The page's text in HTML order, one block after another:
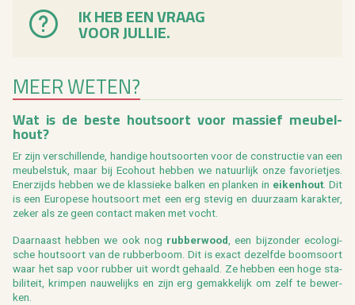
IK HEB EEN VRAAG
VOOR JULLIE.
MEER WETEN?
Wat is de beste hout­soort voor mas­sief meu­bel­
hout?
Er zijn ver­schil­len­de, han­di­ge hout­soor­ten voor de con­struc­tie van een
meu­bel­stuk, maar bij Eco­hout heb­ben we na­tuur­lijk onze fa­vo­rie­tjes.
Ener­zijds heb­ben we de klas­sie­ke bal­ken en plan­ken in ei­ken­hout. Dit
is een Eu­ro­pe­se hout­soort met een erg ste­vig en duur­zaam ka­rak­ter,
zeker als ze geen con­tact maken met vocht.
Daar­naast heb­ben we ook nog rub­ber­wood, een bij­zon­der eco­lo­gi­
sche hout­soort van de rub­ber­boom. Dit is exact de­zelf­de boom­soort
waar het sap voor rub­ber uit wordt ge­haald. Ze heb­ben een hoge sta­
bi­li­teit, krim­pen nau­we­lijks en zijn erg ge­mak­ke­lijk om zelf te be­wer­
ken.